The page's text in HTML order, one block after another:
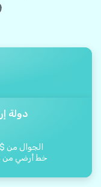
دولة
الجوال من $
خط أرضي من